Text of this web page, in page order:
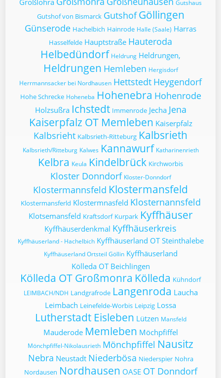
Großlohra Gutshaus
Gutshof von Bismarck Gutshof Göllingen
Günserode Hachelbich Hainrode Halle (Saale) Harras
Hasselfelde Hauptstraße Hauteroda
Helbedündorf Heldrung Heldrungen,
Heldrungen Hemleben Hergisdorf
Herrmannsacker bei Nordhausen Hettstedt Heygendorf
Hohe Schrecke Hoheneba Hohenebra Hohenrode
Holzsußra Ichstedt Immenrode Jecha Jena
Kaiserpfalz OT Memleben Kaiserpfalz
Kalbsrieht Kalbsrieth-Ritteburg Kalbsrieth
Kalbsrieth/Ritteburg Kalwes Kannawurf Katharinenrieth
Kelbra Keula Kindelbrück Kirchworbis
Kloster Donndorf Kloster-Donndorf
Klostermannsfeld Klostermansfeld
Klostermansferld Klostermnasfeld Klosternannsfeld
Klotsemansfeld Kraftsdorf Kurpark Kyffhäuser
Kyffhäuserdenkmal Kyffhäuserkreis
Kyffhäuserland - Hachelbich Kyffhäuserland OT Steinthalebe
Kyffhäuserland Ortsteil Göllin Kyffhäuserland
Kölleda OT Beichlingen
Kölleda OT Großmonra Kölleda Kühndorf
LEIMBACH/NDH Landgrafrode Langenroda Laucha
Leimbach Leinefelde-Worbis Leipzig Lossa
Lutherstadt Eisleben Lützen Mansfeld
Mauderode Memleben Möchpfiffel
Mönchpfiffel-Nikolausrieth Mönchpfiffel Nausitz
Nebra Neustadt Niederbösa Niederspier Nohra
Nordausen Nordhausen OASE OT Donndorf